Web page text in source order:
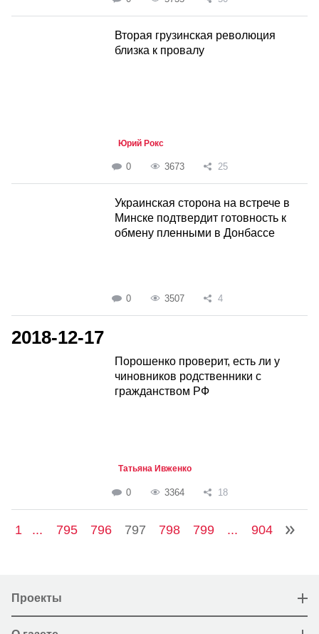
Вторая грузинская революция
близка к провалу
Юрий Рокс
0 3673 25
Украинская сторона на встрече в
Минске подтвердит готовность к
обмену пленными в Донбассе
0 3507 4
2018-12-17
Порошенко проверит, есть ли у
чиновников родственники с
гражданством РФ
Татьяна Ивженко
0 3364 18
1 ... 795 796 797 798 799 ... 904
Проекты